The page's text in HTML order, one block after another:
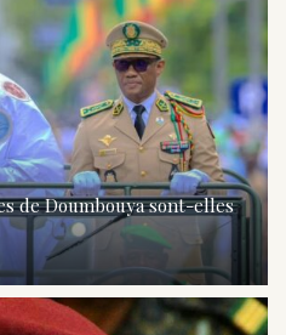
de Doumbouya sont-elles